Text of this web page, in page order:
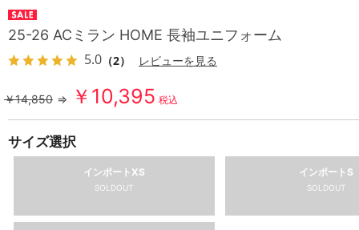
25-26 ACミラン HOME 長袖ユニフォーム
5.0 （2） レビューを見る
￥14,850 ⇒ ￥10,395 税込
サイズ選択
インポートXS
SOLDOUT
インポートS
SOLDOUT